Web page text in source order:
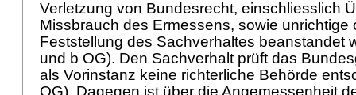
Verletzung von Bundesrecht, einschliesslich
Missbrauch des Ermessens, sowie unrichtige
Feststellung des Sachverhaltes beanstandet
und b OG). Den Sachverhalt prüft das
als Vorinstanz keine richterliche Behörde
OG). Dagegen ist über die Angemessenheit